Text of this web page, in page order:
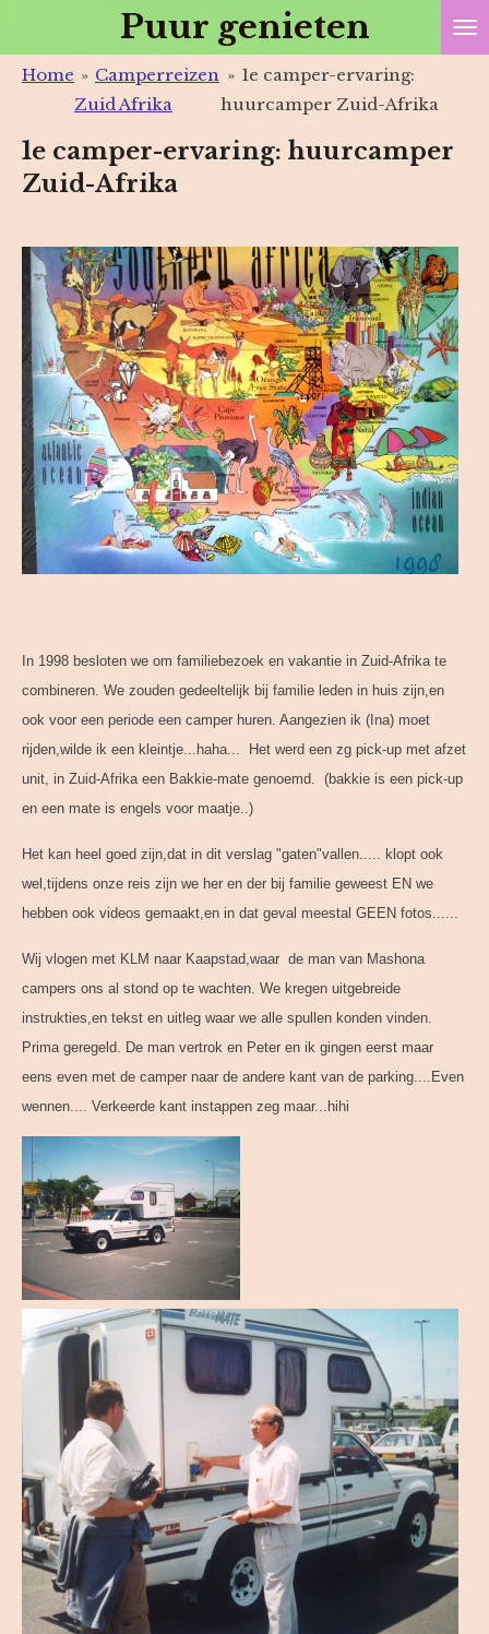
direct
naar
hoofdinhoud
Puur genieten
Home » Camperreizen
Zuid Afrika
» 1e camper-ervaring:
huurcamper Zuid-Afrika
1e camper-ervaring: huurcamper
Zuid-Afrika
In 1998 besloten we om familiebezoek en vakantie in Zuid-Afrika te
combineren. We zouden gedeeltelijk bij familie leden in huis zijn,en
ook voor een periode een camper huren. Aangezien ik (Ina) moet
rijden,wilde ik een kleintje...haha... Het werd een zg pick-up met afzet
unit, in Zuid-Afrika een Bakkie-mate genoemd. (bakkie is een pick-up
en een mate is engels voor maatje..)
Het kan heel goed zijn,dat in dit verslag "gaten"vallen..... klopt ook
wel,tijdens onze reis zijn we her en der bij familie geweest EN we
hebben ook videos gemaakt,en in dat geval meestal GEEN fotos......
Wij vlogen met KLM naar Kaapstad,waar de man van Mashona
campers ons al stond op te wachten. We kregen uitgebreide
instrukties,en tekst en uitleg waar we alle spullen konden vinden.
Prima geregeld. De man vertrok en Peter en ik gingen eerst maar
eens even met de camper naar de andere kant van de parking....Even
wennen.... Verkeerde kant instappen zeg maar...hihi